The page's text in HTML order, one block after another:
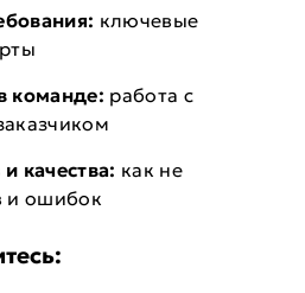
ключевые
команде: работа с
качества: как не
и ошибок